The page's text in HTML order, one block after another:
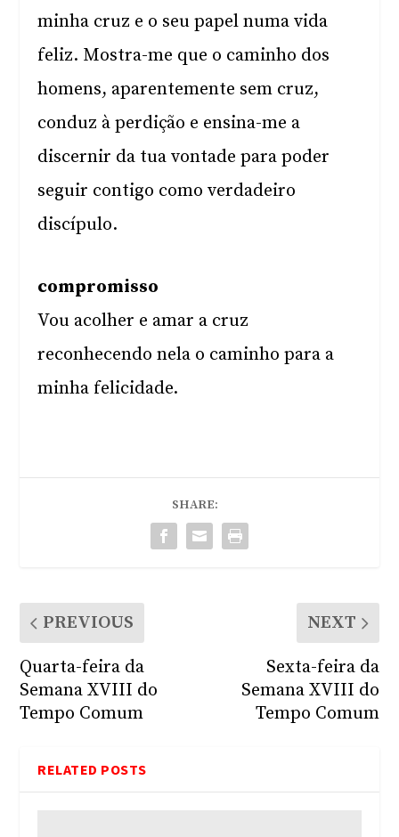
minha cruz e o seu papel numa vida
feliz. Mostra-me que o caminho dos
homens, aparentemente sem cruz,
conduz à perdição e ensina-me a
discernir da tua vontade para poder
seguir contigo como verdadeiro
discípulo.
compromisso
Vou acolher e amar a cruz
reconhecendo nela o caminho para a
minha felicidade.
SHARE:
PREVIOUS
Quarta-feira da
Semana XVIII do
Tempo Comum
NEXT
Sexta-feira da
Semana XVIII do
Tempo Comum
RELATED POSTS